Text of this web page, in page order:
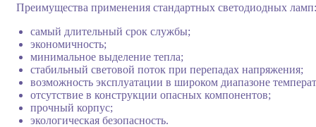
Преимущества применения стандартных светодиодных ламп:
самый длительный срок службы;
экономичность;
минимальное выделение тепла;
стабильный световой поток при перепадах напряжения;
возможность эксплуатации в широком диапазоне
отсутствие в конструкции опасных компонентов;
прочный корпус;
экологическая безопасность.